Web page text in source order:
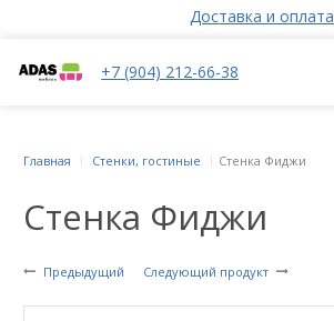
Доставка и оплата
+7 (904) 212-66-38
Стенка Фиджи
Предыдущий Следующий продукт
Главная Стенки, гостиные Стенка Фиджи